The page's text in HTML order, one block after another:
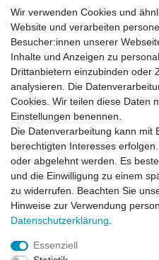
Rechtliches
AGB
Widerrufsrecht
Impressum
Datenschutzerklärung
Service
Kontakt
Datenschutzerklärung
FAQ / Ratgeber
Kinderquad
E-Bikes / Pedelecs
Dirt Bike & Pocketbike
Wir verwenden Cookies und
Website und verarbeiten
Besucher:innen unserer
Inhalte und Anzeigen zu
Drittanbietern einzubinden oder
analysieren. Die
Cookies. Wir teilen diese Daten
Einstellungen benennen.
Die Datenverarbeitung kann mit
berechtigten Interesses
oder abgelehnt werden. Es
und die Einwilligung zu einem
zu widerrufen. Beachten Sie
Hinweise zur Verwendung
Daten­schutz­erklärung
Essenziell